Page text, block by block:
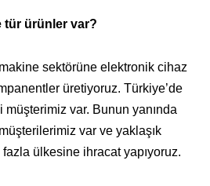
tür ürünler var?
sektörüne elektronik cihaz
üretiyoruz. Türkiye’de
müşterimiz var. Bunun yanında
var ve yaklaşık
fazla ülkesine ihracat yapıyoruz.